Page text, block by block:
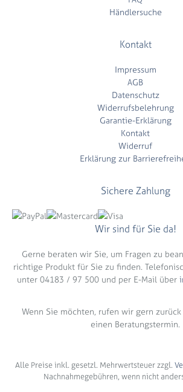
Händlersuche
Kontakt
Impressum
AGB
Datenschutz
Widerrufsbelehrung
Garantie-Erklärung
Kontakt
Widerruf
Erklärung zur
Sichere Zahlung
Wir sind für Sie da!
Gerne beraten wir Sie, um Fragen zu
richtige Produkt für Sie zu finden.
unter 04183 / 97 500 und per E-Mail über
Wenn Sie möchten, rufen wir gern
einen Beratungstermin.
Alle Preise inkl. gesetzl. Mehrwertsteuer zzgl.
Nachnahmegebühren, wenn nicht